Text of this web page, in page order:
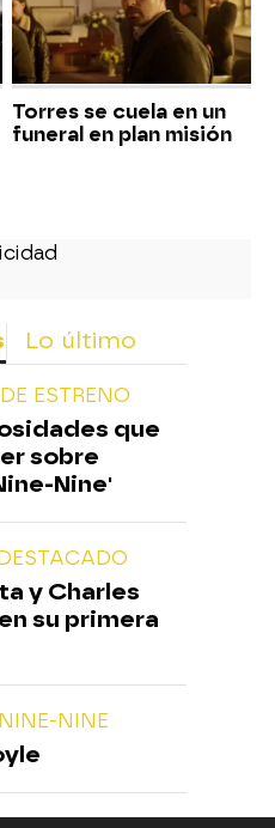
Torres se cuela en un
funeral en plan misión
Lo último
ESTRENO
que
sobre
Nine'
y Charles
su primera
NINE